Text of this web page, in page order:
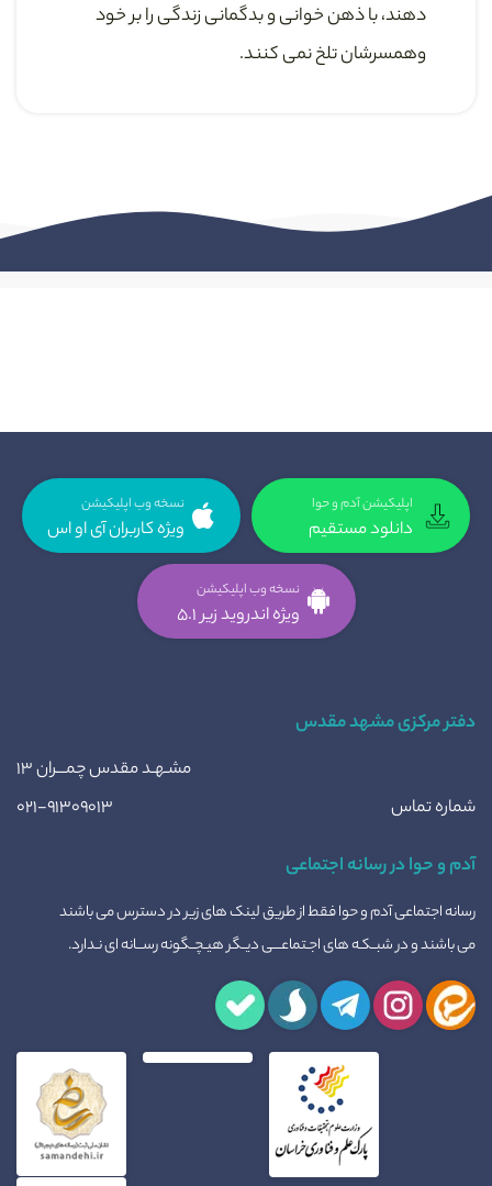
دهند، با ذهن خوانی و بدگمانی زندگی را بر خود
وهمسرشان تلخ نمی کنند.
اپلیکیشن آدم و حوا
دانلود مستقیم
نسخه وب اپلیکیشن
ویژه کاربران آی او اس
نسخه وب اپلیکیشن
ویژه اندروید زیر 5.1
دفتر مرکزی مشهد مقدس
مشـهـد مقدس چمـــران ۱۳
شماره تماس
۰۲۱-۹۱۳۰۹۰۱۳
آدم و حوا در رسانه اجتماعی
رسانه اجتماعی آدم و حوا فقط از طریق لینک های زیر در دسترس می باشند
می باشند و در شبــکـه های اجـتماعــــی دیــگر هیـچــگونه رســـانه ای نـدارد.